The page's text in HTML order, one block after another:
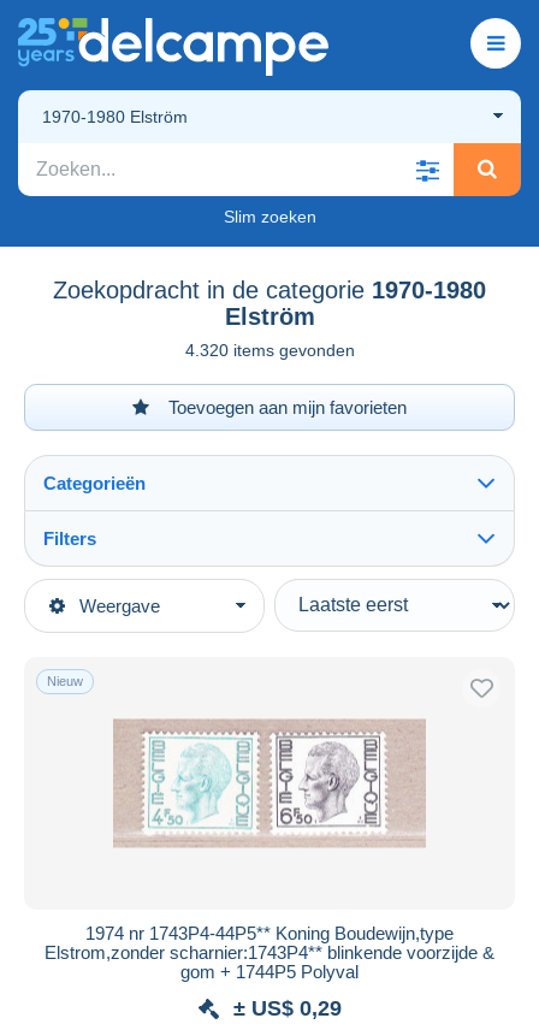
1970-1980 Elström
Slim zoeken
Zoekopdracht in de categorie 1970-1980
Elström
4.320 items gevonden
Toevoegen aan mijn favorieten
Weergave
Categorieën
Topcategorieën
Europa
1970-1980 Elström
Filters
Type verkopen
Actief
Veilingen zonder biedingen
Veilinghuizen
Verkocht
Eindigt binnen uren
Nieuw
1974 nr 1743P4-44P5** Koning Boudewijn,type
Elstrom,zonder scharnier:1743P4** blinkende voorzijde &
gom + 1744P5 Polyval
± US$ 0,29